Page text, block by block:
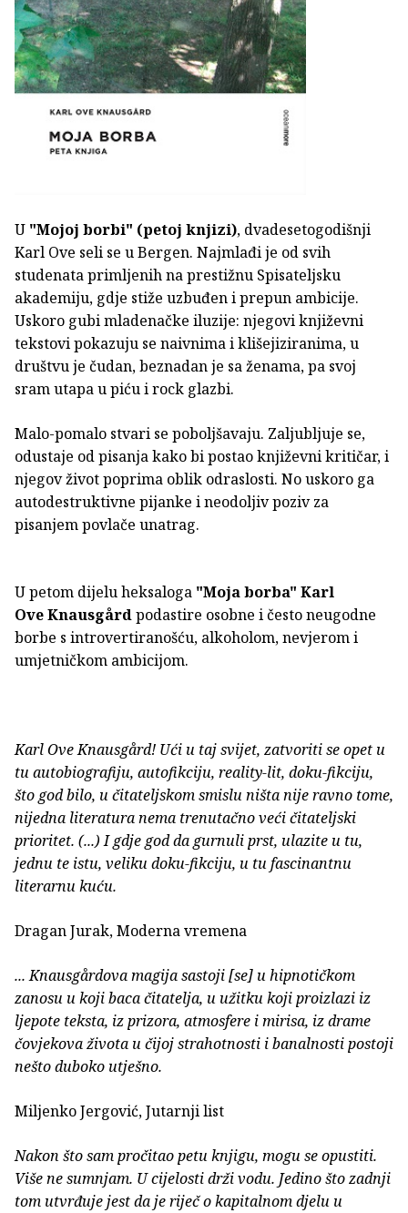
U "Mojoj borbi" (petoj knjizi), dvadesetogodišnji
Karl Ove seli se u Bergen. Najmlađi je od svih
studenata primljenih na prestižnu Spisateljsku
akademiju, gdje stiže uzbuđen i prepun ambicije.
Uskoro gubi mladenačke iluzije: njegovi književni
tekstovi pokazuju se naivnima i klišejiziranima, u
društvu je čudan, beznadan je sa ženama, pa svoj
sram utapa u piću i rock glazbi.
Malo-pomalo stvari se poboljšavaju. Zaljubljuje se,
odustaje od pisanja kako bi postao književni kritičar, i
njegov život poprima oblik odraslosti. No uskoro ga
autodestruktivne pijanke i neodoljiv poziv za
pisanjem povlače unatrag.
U petom dijelu heksaloga "Moja borba" Karl
OveKnausgårdpodastire osobne i često neugodne
borbe s introvertiranošću, alkoholom, nevjerom i
umjetničkom ambicijom.
Karl Ove Knausgård! Ući u taj svijet, zatvoriti se opet u
tu autobiografiju, autofikciju, reality-lit, doku-fikciju,
što god bilo, u čitateljskom smislu ništa nije ravno tome,
nijedna literatura nema trenutačno veći čitateljski
prioritet. (...) I gdje god da gurnuli prst, ulazite u tu,
jednu te istu, veliku doku-fikciju, u tu fascinantnu
literarnu kuću.
Dragan Jurak, Moderna vremena
... Knausgårdova magija sastoji [se] u hipnotičkom
zanosu u koji baca čitatelja, u užitku koji proizlazi iz
ljepote teksta, iz prizora, atmosfere i mirisa, iz drame
čovjekova života u čijoj strahotnosti i banalnosti postoji
nešto duboko utješno.
Miljenko Jergović, Jutarnji list
Nakon što sam pročitao petu knjigu, mogu se opustiti.
Više ne sumnjam. U cijelosti drži vodu. Jedino što zadnji
tom utvrđuje jest da je riječ o kapitalnom djelu u